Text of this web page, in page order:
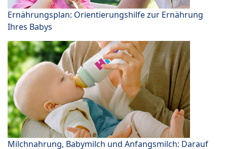
Ernährungsplan: Orientierungshilfe zur Ernährung
Ihres Babys
Milchnahrung, Babymilch und Anfangsmilch: Darauf